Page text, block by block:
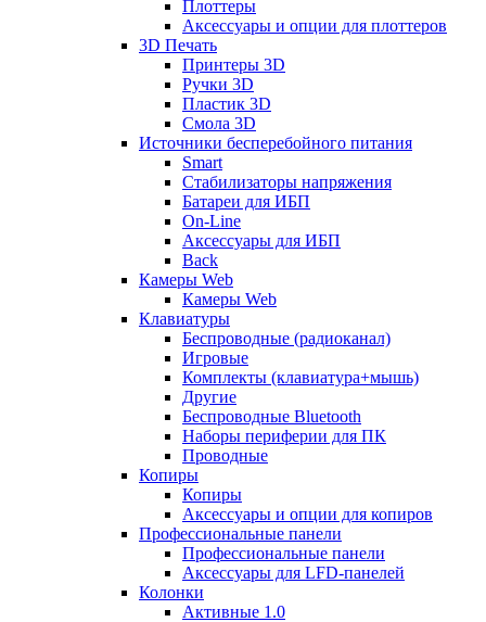
Плоттеры
Аксессуары и опции для плоттеров
3D Печать
Принтеры 3D
Ручки 3D
Пластик 3D
Смола 3D
Источники бесперебойного питания
Smart
Стабилизаторы напряжения
Батареи для ИБП
On-Line
Аксессуары для ИБП
Back
Камеры Web
Камеры Web
Клавиатуры
Беспроводные (радиоканал)
Игровые
Комплекты (клавиатура+мышь)
Другие
Беспроводные Bluetooth
Наборы периферии для ПК
Проводные
Копиры
Копиры
Аксессуары и опции для копиров
Профессиональные панели
Профессиональные панели
Аксессуары для LFD-панелей
Колонки
Активные 1.0